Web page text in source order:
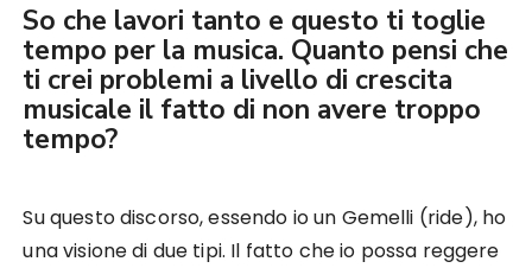
So che lavori tanto e questo ti toglie
tempo per la musica. Quanto pensi che
ti crei problemi a livello di crescita
musicale il fatto di non avere troppo
tempo?
Su questo discorso, essendo io un Gemelli (ride), ho
una visione di due tipi. Il fatto che io possa reggere